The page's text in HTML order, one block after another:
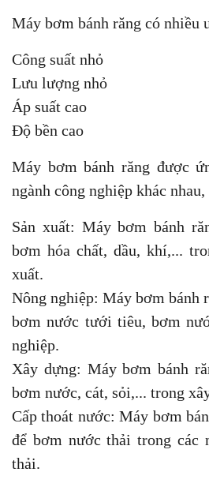
Máy bơm bánh răng có nhiều
Công suất nhỏ
Lưu lượng nhỏ
Áp suất cao
Độ bền cao
Máy bơm bánh răng được
ngành công nghiệp khác nhau,
Sản xuất: Máy bơm bánh
bơm hóa chất, dầu, khí,...
xuất.
Nông nghiệp: Máy bơm bánh
bơm nước tưới tiêu, bơm
nghiệp.
Xây dựng: Máy bơm bánh
bơm nước, cát, sỏi,... trong
Cấp thoát nước: Máy bơm
để bơm nước thải trong các
thải.